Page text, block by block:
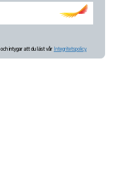
och intygar att du läst vår Integritetspolicy.